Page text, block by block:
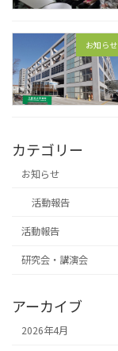
お知らせ
カテゴリー
お知らせ
活動報告
活動報告
研究会・講演会
アーカイブ
2026年4月